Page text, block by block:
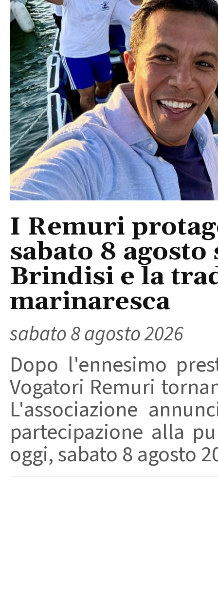
I Remuri
sabato 8
Brindisi e la
marinaresca
sabato 8 agosto 2026
Dopo l'ennesimo
Vogatori Remuri
L'associazione
partecipazione alla
oggi, sabato 8 agosto